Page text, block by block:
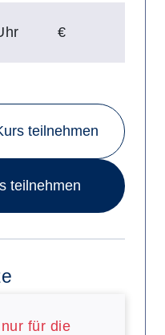
zu folgendem Kurs
€
teilnehmen
teilnehmen
für die